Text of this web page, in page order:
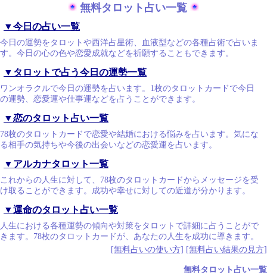
無料タロット占い一覧
▼今日の占い一覧
今日の運勢をタロットや西洋占星術、血液型などの各種占術で占いま
す。今日の心の色や恋愛成就などを祈願することもできます。
▼タロットで占う今日の運勢一覧
ワンオラクルで今日の運勢を占います。1枚のタロットカードで今日
の運勢、恋愛運や仕事運などを占うことができます。
▼恋のタロット占い一覧
78枚のタロットカードで恋愛や結婚における悩みを占います。気にな
る相手の気持ちや今後の出会いなどの恋愛運を占います。
▼アルカナタロット一覧
これからの人生に対して、78枚のタロットカードからメッセージを受
け取ることができます。成功や幸せに対しての近道が分かります。
▼運命のタロット占い一覧
人生における各種運勢の傾向や対策をタロットで詳細に占うことがで
きます。78枚のタロットカードが、あなたの人生を成功に導きます。
[無料占いの使い方] [無料占い結果の見方]
無料タロット占い一覧